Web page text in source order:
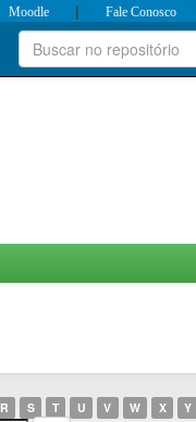
Moodle | Fale Conosco
R S T U V W X Y